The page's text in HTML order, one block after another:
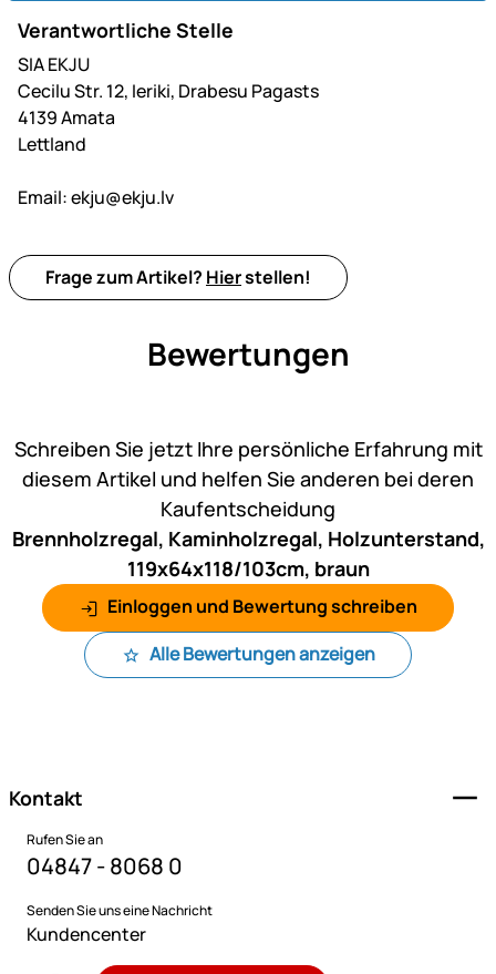
Verantwortliche Stelle
SIA EKJU
Cecilu Str. 12, Ieriki, Drabesu Pagasts
4139 Amata
Lettland
Email:ekju@ekju.lv
Frage zum Artikel? Hierstellen!
Bewertungen
Schreiben Sie jetzt Ihre persönliche Erfahrung mit
diesem Artikel und helfen Sie anderen bei deren
Kaufentscheidung
Brennholzregal, Kaminholzregal, Holzunterstand,
119x64x118/103cm, braun
Einloggen und Bewertung schreiben
Alle Bewertungen anzeigen
Kontakt
Rufen Sie an
04847 - 8068 0
Senden Sie uns eine Nachricht
Kundencenter